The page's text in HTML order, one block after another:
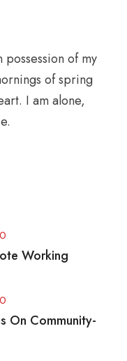
of my
of spring
I am alone,
Working
On Community-